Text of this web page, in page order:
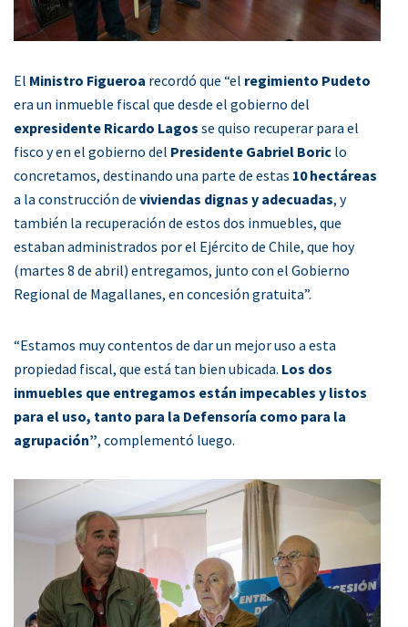
El Ministro Figueroa recordó que “el regimiento Pudeto
era un inmueble fiscal que desde el gobierno del
expresidente Ricardo Lagos se quiso recuperar para el
fisco y en el gobierno del Presidente Gabriel Boric lo
concretamos, destinando una parte de estas 10 hectáreas
a la construcción de viviendas dignas y adecuadas, y
también la recuperación de estos dos inmuebles, que
estaban administrados por el Ejército de Chile, que hoy
(martes 8 de abril) entregamos, junto con el Gobierno
Regional de Magallanes, en concesión gratuita”.
“Estamos muy contentos de dar un mejor uso a esta
propiedad fiscal, que está tan bien ubicada. Los dos
inmuebles que entregamos están impecables y listos
para el uso, tanto para la Defensoría como para la
agrupación”, complementó luego.